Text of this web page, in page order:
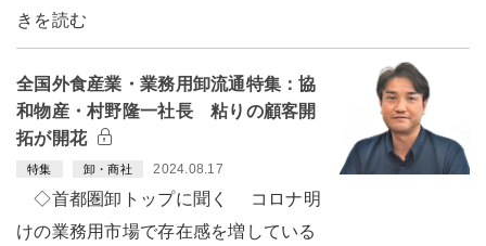
きを読む
全国外食産業・業務用卸流通特集：協
和物産・村野隆一社長 粘りの顧客開
拓が開花
特集 卸・商社 2024.08.17
◇首都圏卸トップに聞く コロナ明
けの業務用市場で存在感を増している